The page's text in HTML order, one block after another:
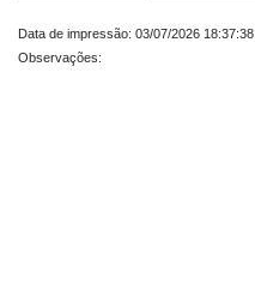
Data de impressão: 03/07/2026 18:37:38
Observações: